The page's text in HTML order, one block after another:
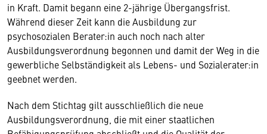
in Kraft. Damit begann eine 2-jährige Übergangsfrist.
Während dieser Zeit kann die Ausbildung zur
psychosozialen Berater:in auch noch nach alter
Ausbildungsverordnung begonnen und damit der Weg in die
gewerbliche Selbständigkeit als Lebens- und Sozialerater:in
geebnet werden.
Nach dem Stichtag gilt ausschließlich die neue
Ausbildungsverordnung, die mit einer staatlichen